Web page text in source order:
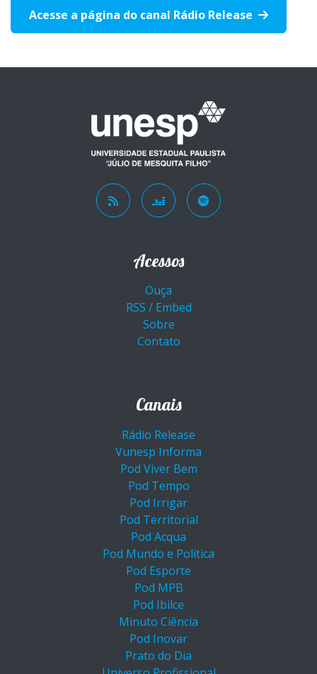
Acesse a página do canal Rádio Release
Acessos
Ouça
RSS / Embed
Sobre
Contato
Canais
Rádio Release
Vunesp Informa
Pod Viver Bem
Pod Tempo
Pod Irrigar
Pod Territorial
Pod Acqua
Pod Mundo e Política
Pod Esporte
Pod MPB
Pod Ibilce
Minuto Ciência
Pod Inovar
Prato do Dia